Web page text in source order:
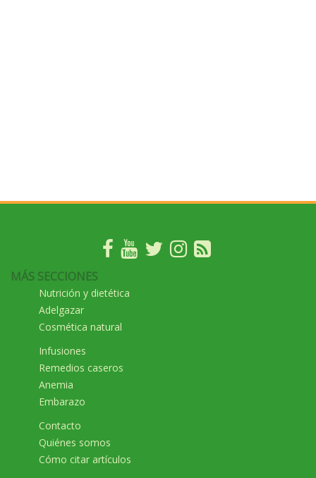
MÁS SECCIONES
Nutrición y dietética
Adelgazar
Cosmética natural
Infusiones
Remedios caseros
Anemia
Embarazo
Contacto
Quiénes somos
Cómo citar artículos